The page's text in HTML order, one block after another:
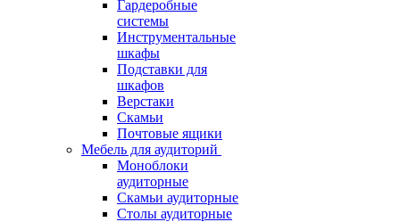
Гардеробные
системы
Инструментальные
шкафы
Подставки для
шкафов
Верстаки
Скамьи
Почтовые ящики
Мебель для аудиторий
Моноблоки
аудиторные
Скамьи аудиторные
Столы аудиторные